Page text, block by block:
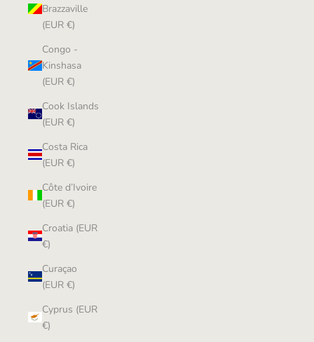
Brazzaville
(EUR €)
Congo -
Kinshasa
(EUR €)
Cook Islands
(EUR €)
Costa Rica
(EUR €)
Côte d’Ivoire
(EUR €)
Croatia (EUR
€)
Curaçao
(EUR €)
Cyprus (EUR
€)